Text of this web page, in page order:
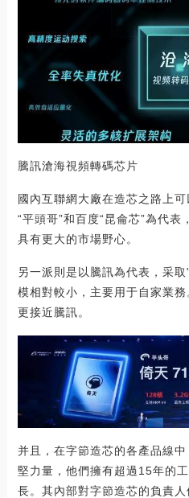
騰訊滄海視頻轉碼芯片
國內互聯網大廠在造芯之路上
“平頭哥”和百度“昆侖芯”為代表
具有更大的市場野心。
另一派則是以騰訊為代表，采
模相對較小，主要用于自家業
更接近騰訊。
并且，在字節造芯的各產品線
堅力量，他們擁有超過15年的
長。其內部對字節造芯的負責